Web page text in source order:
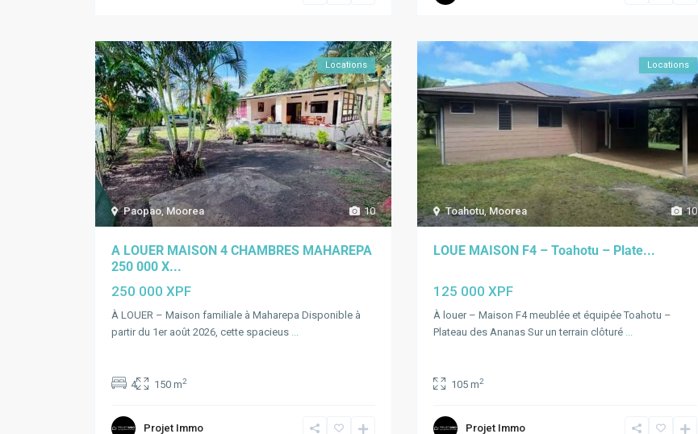
10
Paopao,Moorea
Locations
A LOUER MAISON 4 CHAMBRES MAHAREPA
250 000 X...
250 000 XPF
À LOUER – Maison familiale à Maharepa Disponible à
partir du 1er août 2026, cette spacieus
4 150 m2
Projet Immo
10
Toahotu,Moorea
Locations
LOUE MAISON F4 – Toahotu – Plate...
125 000 XPF
À louer – Maison F4 meublée et équipée Toahotu –
Plateau des Ananas Sur un terrain clôturé
105 m2
Projet Immo